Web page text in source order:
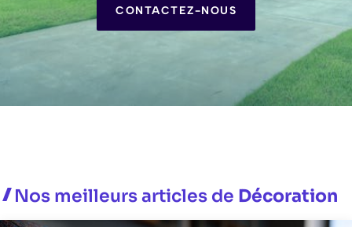
CONTACTEZ-NOUS
Nos meilleurs articles de Décoration